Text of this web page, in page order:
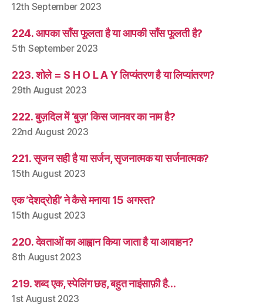
12th September 2023
224. आपका साँस फूलता है या आपकी साँस फूलती है?
5th September 2023
223. शोले = S H O L A Y लिप्यंतरण है या लिप्यांतरण?
29th August 2023
222. बुज़दिल में ‘बुज़’ किस जानवर का नाम है?
22nd August 2023
221. सृजन सही है या सर्जन, सृजनात्मक या सर्जनात्मक?
15th August 2023
एक ‘देशद्रोही’ ने कैसे मनाया 15 अगस्त?
15th August 2023
220. देवताओं का आह्वान किया जाता है या आवाहन?
8th August 2023
219. शब्द एक, स्पेलिंग छह, बहुत नाइंसाफ़ी है…
1st August 2023